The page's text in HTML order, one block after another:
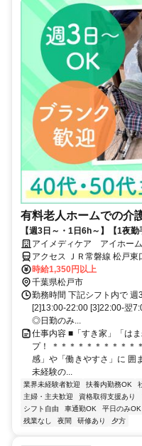
有料老人ホームでの介
【週3日～・1日6h～】【1夜
りの子どもを迎える時間に間
時間から始めたい」など、シ
迎します!ライフスタイルに合
ーグループのサービスのノウ
が豊富＆ユニークなのが自慢♪
やすい環境づくりをバックア
アイメディケア アイホー
アクセス ＪＲ常磐線 松戸東
約8分、京成松戸線 上本郷南
時給1,350円以上
千葉県松戸市
勤務時間 下記シフト内で
[2]13:00-22:00 [3]22:00-翌
◎日勤のみ...
仕事内容 ■「すき家」「は
プ！ ＊＊＊＊＊＊＊＊＊＊
感」や「働きやすさ」に 囲
未経験の...
業界未経験者歓迎 扶養内勤務OK
主婦・主夫歓迎
資格取得支援あり
シフト自由
車通勤OK 平日のみOK
残業なし
夜間 研修あり 夕方